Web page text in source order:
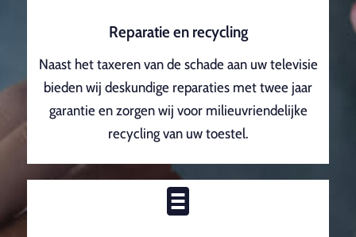
Reparatie en recycling
Naast het taxeren van de schade aan uw televisie
bieden wij deskundige reparaties met twee jaar
garantie en zorgen wij voor milieuvriendelijke
recycling van uw toestel.